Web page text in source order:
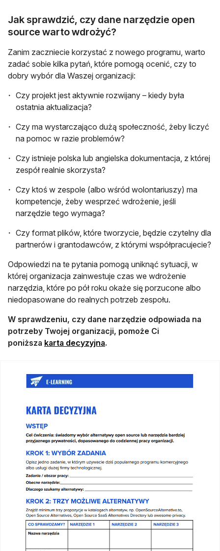
Jak sprawdzić, czy dane narzędzie open
source warto wdrożyć?
Zanim zaczniecie korzystać z nowego programu, warto
zadać sobie kilka pytań, które pomogą ocenić, czy to
dobry wybór dla Waszej organizacji:
Czy projekt jest aktywnie rozwijany – kiedy była
ostatnia aktualizacja?
Czy ma wystarczająco dużą społeczność, żeby liczyć
na pomoc w razie problemów?
Czy istnieje polska lub angielska dokumentacja, z której
zespół realnie skorzysta?
Czy ktoś w zespole (albo wśród wolontariuszy) ma
kompetencje, żeby wesprzeć wdrożenie, jeśli
narzędzie tego wymaga?
Czy format plików, które tworzycie, będzie czytelny dla
partnerów i grantodawców, z którymi współpracujecie?
Odpowiedzi na te pytania pomogą uniknąć sytuacji, w
której organizacja zainwestuje czas we wdrożenie
narzędzia, które po pół roku okaże się porzucone albo
niedopasowane do realnych potrzeb zespołu.
W sprawdzeniu, czy dane narzędzie odpowiada na
potrzeby Twojej organizacji, pomoże Ci
poniższa karta decyzyjnaotwiera się w nowej karcie
.